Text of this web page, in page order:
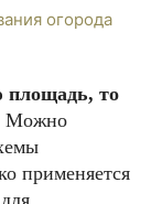
площадь, то
Можно
применяется